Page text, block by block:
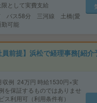
として実費支給
バス58分 三河線 土橋(愛
可能
前提】浜松で経理事務[紹介
例 24万円 時給1530円×実
を保証するものではありませ
ス利用可（利用条件有）